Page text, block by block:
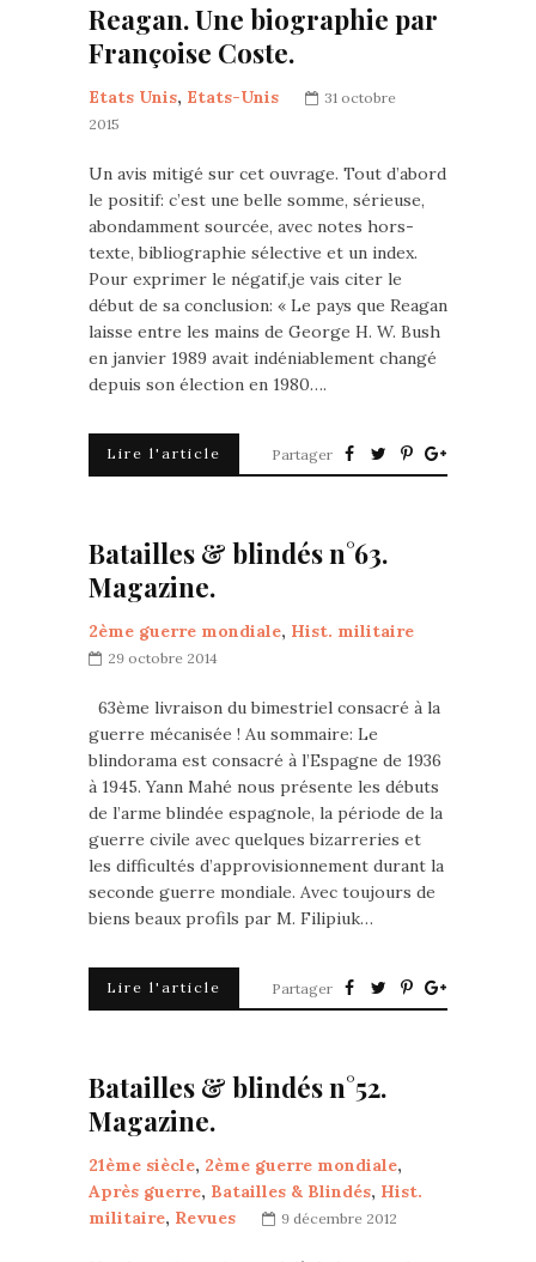
Reagan. Une biographie par
Françoise Coste.
Etats Unis, Etats-Unis
31 octobre
2015
Un avis mitigé sur cet ouvrage. Tout d’abord
le positif: c’est une belle somme, sérieuse,
abondamment sourcée, avec notes hors-
texte, bibliographie sélective et un index.
Pour exprimer le négatif,je vais citer le
début de sa conclusion: « Le pays que Reagan
laisse entre les mains de George H. W. Bush
en janvier 1989 avait indéniablement changé
depuis son élection en 1980….
Lire l'article Partager
Batailles & blindés n°63.
Magazine.
2ème guerre mondiale, Hist. militaire
29 octobre 2014
63ème livraison du bimestriel consacré à la
guerre mécanisée ! Au sommaire: Le
blindorama est consacré à l’Espagne de 1936
à 1945. Yann Mahé nous présente les débuts
de l’arme blindée espagnole, la période de la
guerre civile avec quelques bizarreries et
les difficultés d’approvisionnement durant la
seconde guerre mondiale. Avec toujours de
biens beaux profils par M. Filipiuk…
Lire l'article Partager
Batailles & blindés n°52.
Magazine.
21ème siècle, 2ème guerre mondiale,
Après guerre, Batailles & Blindés, Hist.
militaire, Revues 9 décembre 2012